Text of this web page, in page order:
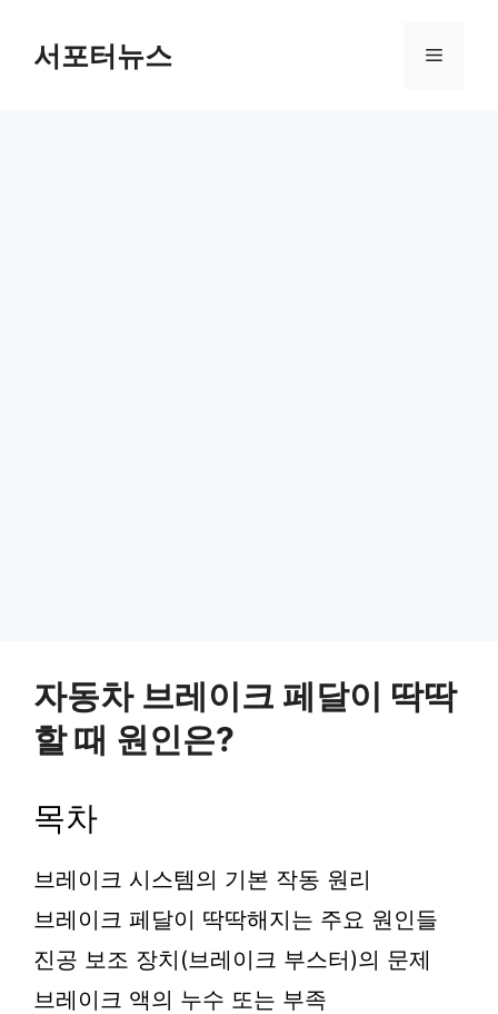
서포터뉴스 메
자동차 브레이크 페달이 딱딱
할 때 원인은?
목차
브레이크 시스템의 기본 작동 원리
브레이크 페달이 딱딱해지는 주요 원인들
진공 보조 장치(브레이크 부스터)의 문제
브레이크 액의 누수 또는 부족